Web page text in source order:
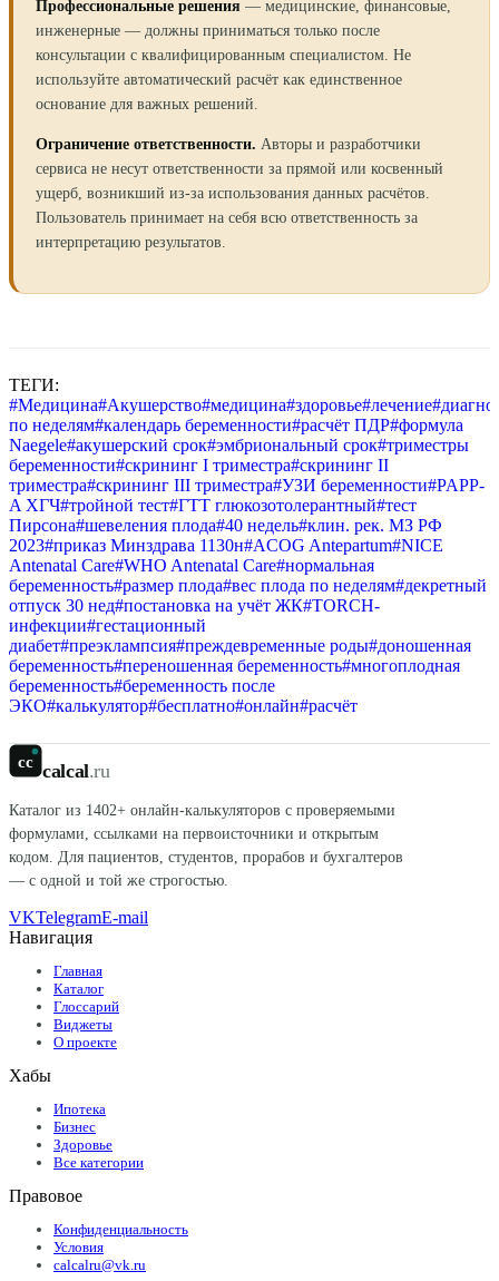
Профессиональные решения — медицинские, финансовые,
инженерные — должны приниматься только после
консультации с квалифицированным специалистом. Не
используйте автоматический расчёт как единственное
основание для важных решений.
Ограничение ответственности. Авторы и разработчики
сервиса не несут ответственности за прямой или косвенный
ущерб, возникший из-за использования данных расчётов.
Пользователь принимает на себя всю ответственность за
интерпретацию результатов.
ТЕГИ:
#Медицина#Акушерство#медицина#здоровье#лечение#
по неделям#календарь беременности#расчёт ПДР#формула
Naegele#акушерский срок#эмбриональный срок#триместры
беременности#скрининг I триместра#скрининг II
триместра#скрининг III триместра#УЗИ беременности#PAPP-
A ХГЧ#тройной тест#ГТТ глюкозотолерантный#тест
Пирсона#шевеления плода#40 недель#клин. рек. МЗ РФ
2023#приказ Минздрава 1130н#ACOG Antepartum#NICE
Antenatal Care#WHO Antenatal Care#нормальная
беременность#размер плода#вес плода по неделям#декретный
отпуск 30 нед#постановка на учёт ЖК#TORCH-
инфекции#гестационный
диабет#преэклампсия#преждевременные роды#доношенная
беременность#переношенная беременность#многоплодная
беременность#беременность после
ЭКО#калькулятор#бесплатно#онлайн#расчёт
cc calcal.ru
Каталог из 1402+ онлайн-калькуляторов с проверяемыми
формулами, ссылками на первоисточники и открытым
кодом. Для пациентов, студентов, прорабов и бухгалтеров
— с одной и той же строгостью.
VKTelegramE-mail
Навигация
Главная
Каталог
Глоссарий
Виджеты
О проекте
Хабы
Ипотека
Бизнес
Здоровье
Все категории
Правовое
Конфиденциальность
Условия
calcalru@vk.ru